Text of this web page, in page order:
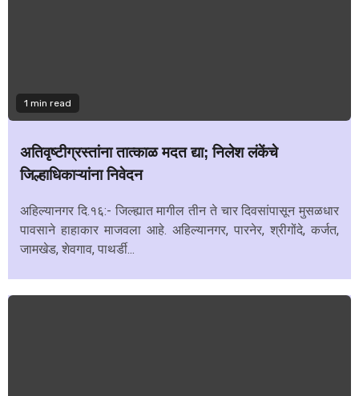
1 min read
अतिवृष्टीग्रस्तांना तात्काळ मदत द्या; निलेश लंकेंचे
जिल्हाधिकाऱ्यांना निवेदन
अहिल्यानगर दि.१६:- जिल्ह्यात मागील तीन ते चार दिवसांपासून मुसळधार
पावसाने हाहाकार माजवला आहे. अहिल्यानगर, पारनेर, श्रीगोंदे, कर्जत,
जामखेड, शेवगाव, पाथर्डी...